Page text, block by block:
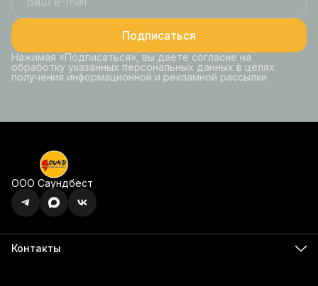
Подписаться
Нажимая «Подписаться», вы даете согласие на
обработку указанных персональных данных в целях
получения информационной и рекламной рассылки
ООО Саундбест
Контакты